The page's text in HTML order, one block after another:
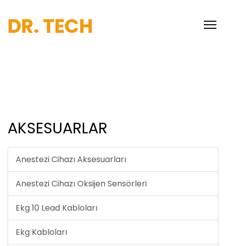
DR. TECH
AKSESUARLAR
Anestezi Cihazı Aksesuarları
Anestezi Cihazı Oksijen Sensörleri
Ekg 10 Lead Kabloları
Ekg Kabloları